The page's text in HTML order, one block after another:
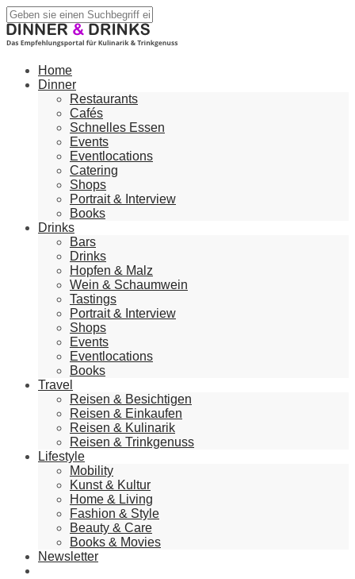
Home
Dinner
Restaurants
Cafés
Schnelles Essen
Events
Eventlocations
Catering
Shops
Portrait & Interview
Books
Drinks
Bars
Drinks
Hopfen & Malz
Wein & Schaumwein
Tastings
Portrait & Interview
Shops
Events
Eventlocations
Books
Travel
Reisen & Besichtigen
Reisen & Einkaufen
Reisen & Kulinarik
Reisen & Trinkgenuss
Lifestyle
Mobility
Kunst & Kultur
Home & Living
Fashion & Style
Beauty & Care
Books & Movies
Newsletter